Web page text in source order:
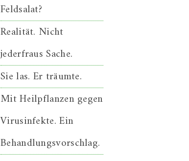
Feldsalat?
Realität. Nicht
jederfraus Sache.
Sie las. Er träumte.
Mit Heilpflanzen gegen
Virusinfekte. Ein
Behandlungsvorschlag.